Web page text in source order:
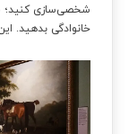
شخصی‌سازی کنید؛
خانوادگی بدهید.